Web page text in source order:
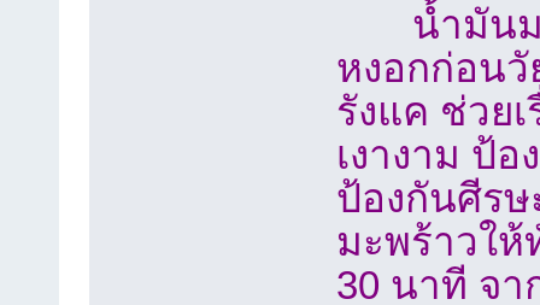
น้ำมันมะ
หงอกก่อนวั
รังแค ช่วย
เงางาม ป้
ป้องกันศีร
มะพร้าวใ
30 นาที จา